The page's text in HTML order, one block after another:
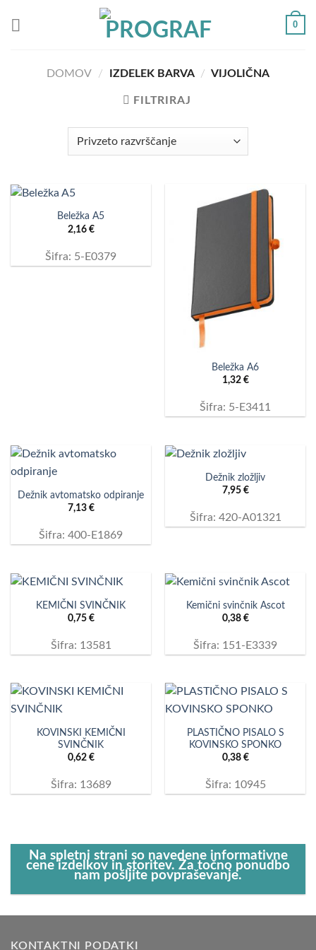
0
DOMOV / IZDELEK BARVA / VIJOLIČNA
FILTRIRAJ
Beležka A5
2,16 €
Šifra: 5-E0379
Beležka A6
1,32 €
Šifra: 5-E3411
Dežnik avtomatsko odpiranje
7,13 €
Šifra: 400-E1869
Dežnik zložljiv
7,95 €
Šifra: 420-A01321
KEMIČNI SVINČNIK
0,75 €
Šifra: 13581
Kemični svinčnik Ascot
0,38 €
Šifra: 151-E3339
KOVINSKI KEMIČNI
SVINČNIK
0,62 €
Šifra: 13689
PLASTIČNO PISALO S
KOVINSKO SPONKO
0,38 €
Šifra: 10945
Na spletni strani so navedene informativne
cene izdelkov in storitev. Za točno ponudbo
nam pošljite povpraševanje.
KONTAKTNI PODATKI